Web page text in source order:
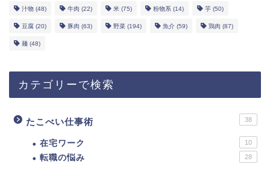
汁物 (48) 牛肉 (22) 米 (75) 粉物系 (14) 芋 (50)
豆腐 (20) 豚肉 (63) 野菜 (194) 魚介 (59) 鶏肉 (87)
麺 (48)
カテゴリーで検索
たこべい仕事術 38
在宅ワーク 10
転職の悩み 28